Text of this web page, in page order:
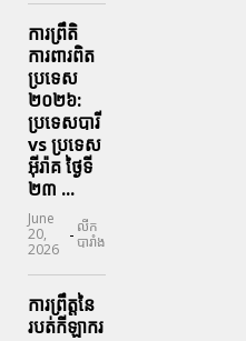
ការព្រឹតិ
ការពារ​ពិត
ប្រទេស
២០២៦:
ប្រទេសបារី
vs ប្រទេស
អ៊ីរ៉ាគ ថ្ងៃទី​
២៣ ...
June
20,
2026
- លីក
បារាំង
ការព្រឹត្តនៃ
របត់កីឡាករ